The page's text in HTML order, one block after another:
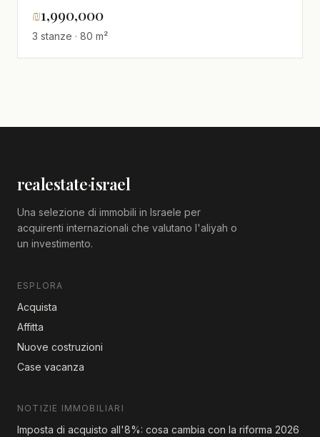
₪1,990,000
3 stanze · 80 m²
realestate·israel
Una selezione di immobili in Israele per
acquirenti internazionali che valutano l'aliyah o
un investimento.
ESPLORA
Acquista
Affitta
Nuove costruzioni
Case vacanza
NOTIZIE IMMOBILIARI
Imposta di acquisto all'8%: cosa cambia con la riforma 2026